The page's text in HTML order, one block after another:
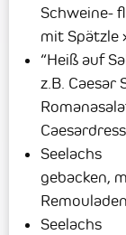
Schweine-
mit Spätzle
“Heiß auf
z.B. Caesar
Seelachs
gebacken,
Seelachs